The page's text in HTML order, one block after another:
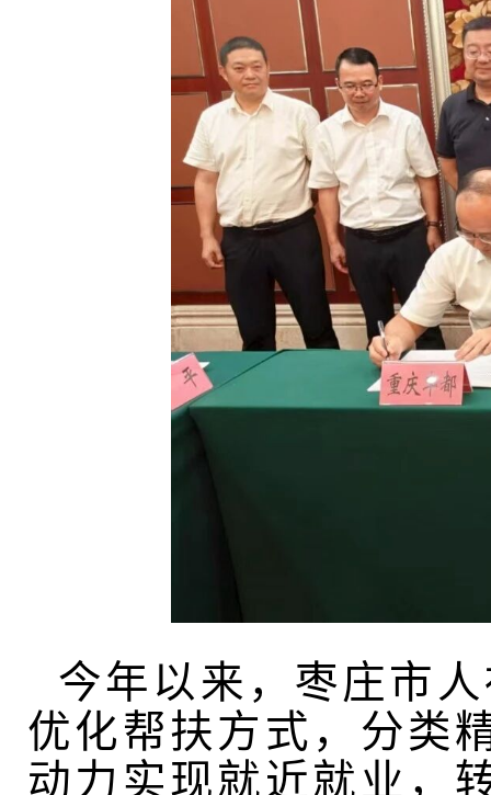
今年以来，枣庄市
优化帮扶方式，分类
动力实现就近就业，